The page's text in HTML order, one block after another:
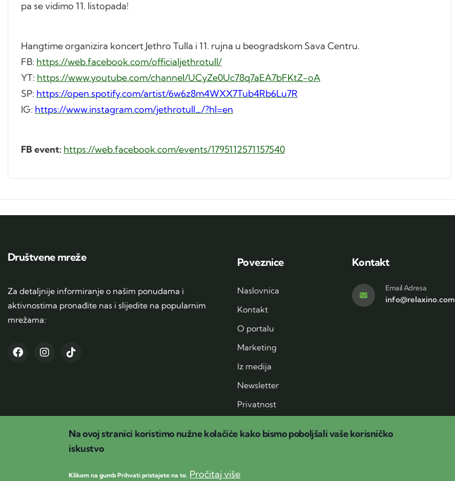
pa se vidimo 11. listopada!
Hangtime organizira koncert Jethro Tulla i 11. rujna u beogradskom Sava Centru.
FB: https://web.facebook.com/officialjethrotull/
YT: https://www.youtube.com/channel/UCyZe0Uc78q7aEA7bFKtZ-oA
SP: https://open.spotify.com/artist/6w6z8m4WXX7Tub4Rb6Lu7R
IG: https://www.instagram.com/jethrotull_/?hl=en
FB event: https://web.facebook.com/events/1795112571157540
Društvene mreže
Za detaljnije informiranje o našim ponudama i
aktivnostima pronađite nas i slijedite na popularnim
mrežama:
Poveznice
Naslovnica
Kontakt
O portalu
Marketing
Iz medija
Newsletter
Privatnost
Kontakt
Email Adresa
info@relaxino.com
Na ovoj stranici koristimo nužne kolačiće kako bismo poboljšali vaše korisničko
iskustvo
Klikom na gumb Prihvati pristajete na to. Pročitaj više